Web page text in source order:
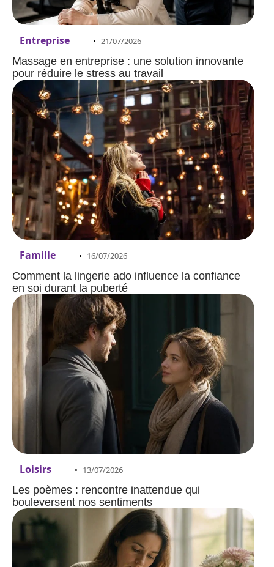
Entreprise 21/07/2026
Massage en entreprise : une solution innovante
pour réduire le stress au travail
Famille 16/07/2026
Comment la lingerie ado influence la confiance
en soi durant la puberté
Loisirs 13/07/2026
Les poèmes : rencontre inattendue qui
bouleversent nos sentiments